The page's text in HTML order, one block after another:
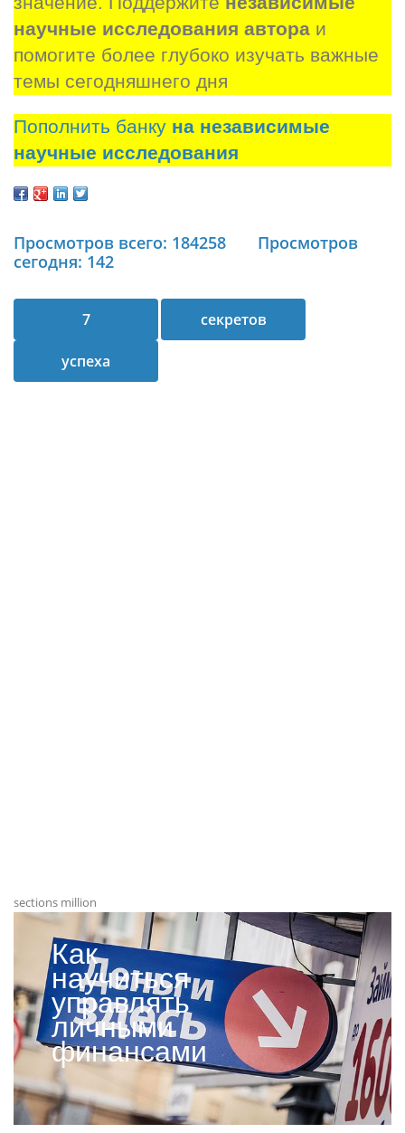
научные исследования автора и
помогите более глубоко изучать важные
темы сегодняшнего дня
Пополнить банку на независимые
научные исследования
Просмотров всего: 184258
Просмотров
сегодня: 142
7 секретов
успеха
sections million
Как
научиться
управлять
личными
финансами